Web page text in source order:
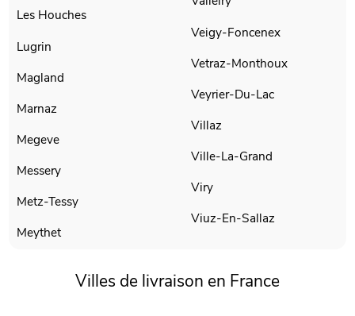
Les Houches
Lugrin
Magland
Marnaz
Megeve
Messery
Metz-Tessy
Meythet
Veigy-Foncenex
Vetraz-Monthoux
Veyrier-Du-Lac
Villaz
Ville-La-Grand
Viry
Viuz-En-Sallaz
Villes de livraison en France